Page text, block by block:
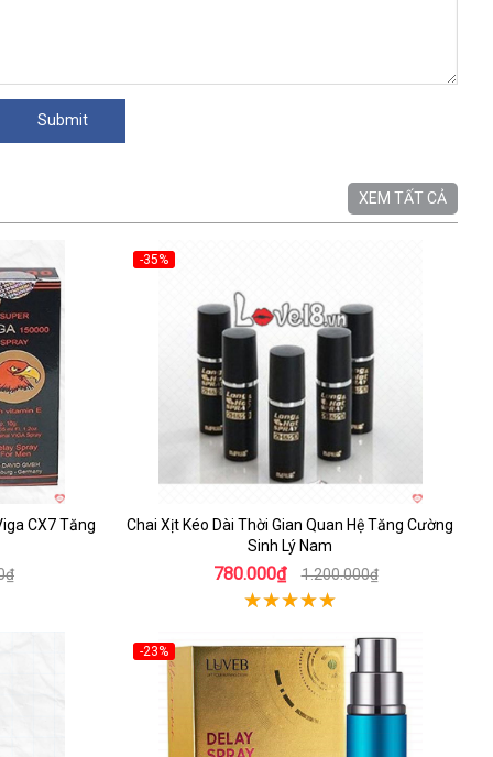
XEM TẤT CẢ
CX7 Tăng
-35%
Chai Xịt Kéo Dài Thời Gian Quan Hệ Tăng Cường
Sinh Lý Nam
780.000₫ 1.200.000₫
-23%